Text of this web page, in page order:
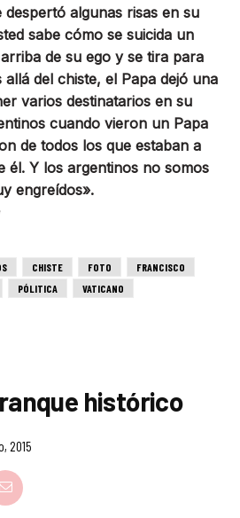
algunas risas en su
sabe cómo se suicida un
de su ego y se tira para
del chiste, el Papa dejó una
varios destinatarios en su
cuando vieron un Papa
de todos los que estaban a
él. Y los argentinos no somos
engreídos».
CHISTE FOTO
FRANCISCO
PÓLITICA VATICANO